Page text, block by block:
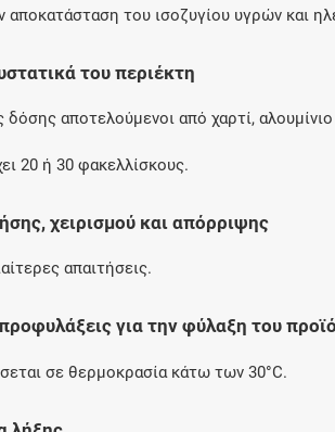
αποκατάσταση του ισοζυγίου υγρών και
του περιέκτη
δόσης αποτελούμενοι από χαρτί, αλουμίνιο
20 ή 30 φακελλίσκους.
χειρισμού και απόρριψης
απαιτήσεις.
προφυλάξεις για την φύλαξη του
σε θερμοκρασία κάτω των 30°C.